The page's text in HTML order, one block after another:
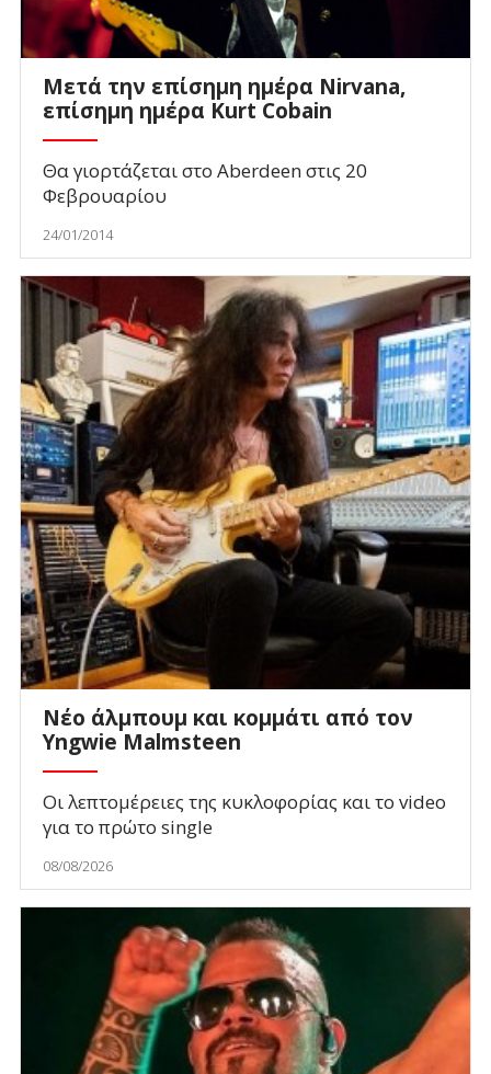
Μετά την επίσημη ημέρα Nirvana,
επίσημη ημέρα Κurt Cobain
Θα γιορτάζεται στο Aberdeen στις 20
Φεβρουαρίου
24/01/2014
Νέο άλμπουμ και κομμάτι από τον
Yngwie Malmsteen
Οι λεπτομέρειες της κυκλοφορίας και το video
για το πρώτο single
08/08/2026